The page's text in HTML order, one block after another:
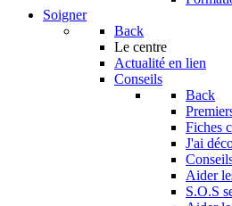
Soigner
Back
Le centre
Actualité en lien
Conseils
Back
Fiches
J'ai
Aider
S.O.S